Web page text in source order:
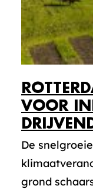
VOOR
De
grond